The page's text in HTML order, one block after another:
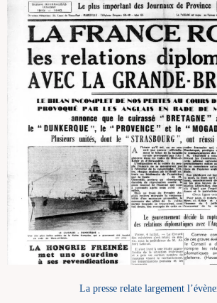
La presse relate largement